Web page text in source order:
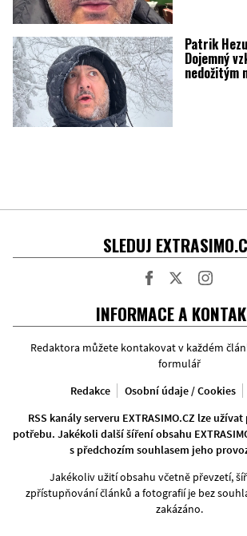
Patrik
Dojemný
nedožitým
SLEDUJ
INFORMACE A
Redaktora můžete kontakovat v každém
formulář
Redakce
Osobní údaje / Cookies
RSS kanály serveru EXTRASIMO.CZ lze
potřebu. Jakékoli další šíření obsahu
s předchozím souhlasem jeho
Jakékoliv užití obsahu včetně převzetí,
zpřístupňování článků a fotografií je bez
zakázáno.